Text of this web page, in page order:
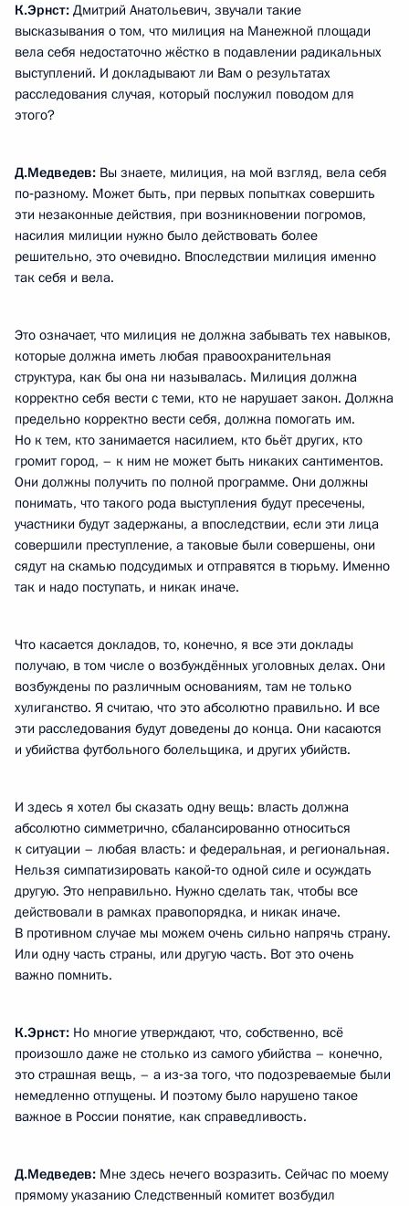
К.Эрнст: Дмитрий Анатольевич, звучали такие
высказывания о том, что милиция на Манежной площади
вела себя недостаточно жёстко в подавлении радикальных
выступлений. И докладывают ли Вам о результатах
расследования случая, который послужил поводом для
этого?
Д.Медведев: Вы знаете, милиция, на мой взгляд, вела себя
по‑разному. Может быть, при первых попытках совершить
эти незаконные действия, при возникновении погромов,
насилия милиции нужно было действовать более
решительно, это очевидно. Впоследствии милиция именно
так себя и вела.
Это означает, что милиция не должна забывать тех навыков,
которые должна иметь любая правоохранительная
структура, как бы она ни называлась. Милиция должна
корректно себя вести с теми, кто не нарушает закон. Должна
предельно корректно вести себя, должна помогать им.
Но к тем, кто занимается насилием, кто бьёт других, кто
громит город, – к ним не может быть никаких сантиментов.
Они должны получить по полной программе. Они должны
понимать, что такого рода выступления будут пресечены,
участники будут задержаны, а впоследствии, если эти лица
совершили преступление, а таковые были совершены, они
сядут на скамью подсудимых и отправятся в тюрьму. Именно
так и надо поступать, и никак иначе.
Что касается докладов, то, конечно, я все эти доклады
получаю, в том числе о возбуждённых уголовных делах. Они
возбуждены по различным основаниям, там не только
хулиганство. Я считаю, что это абсолютно правильно. И все
эти расследования будут доведены до конца. Они касаются
и убийства футбольного болельщика, и других убийств.
И здесь я хотел бы сказать одну вещь: власть должна
абсолютно симметрично, сбалансированно относиться
к ситуации – любая власть: и федеральная, и региональная.
Нельзя симпатизировать какой‑то одной силе и осуждать
другую. Это неправильно. Нужно сделать так, чтобы все
действовали в рамках правопорядка, и никак иначе.
В противном случае мы можем очень сильно напрячь страну.
Или одну часть страны, или другую часть. Вот это очень
важно помнить.
К.Эрнст: Но многие утверждают, что, собственно, всё
произошло даже не столько из самого убийства – конечно,
это страшная вещь, – а из‑за того, что подозреваемые были
немедленно отпущены. И поэтому было нарушено такое
важное в России понятие, как справедливость.
Д.Медведев: Мне здесь нечего возразить. Сейчас по моему
прямому указанию Следственный комитет возбудил